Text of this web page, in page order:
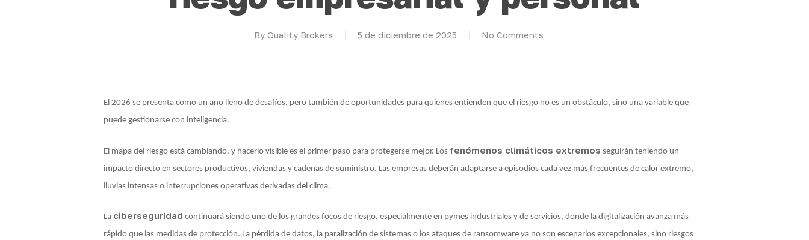
By Quality Brokers 5 de diciembre de 2025 No Comments
El 2026 se presenta como un año lleno de desafíos, pero también de oportunidades para quienes entienden que el riesgo no es un obstáculo, sino una variable que
puede gestionarse con inteligencia.
El mapa del riesgo está cambiando, y hacerlo visible es el primer paso para protegerse mejor. Los fenómenos climáticos extremos seguirán teniendo un
impacto directo en sectores productivos, viviendas y cadenas de suministro. Las empresas deberán adaptarse a episodios cada vez más frecuentes de calor extremo,
lluvias intensas o interrupciones operativas derivadas del clima.
La ciberseguridad continuará siendo uno de los grandes focos de riesgo, especialmente en pymes industriales y de servicios, donde la digitalización avanza más
rápido que las medidas de protección. La pérdida de datos, la paralización de sistemas o los ataques de ransomware ya no son escenarios excepcionales, sino riesgos